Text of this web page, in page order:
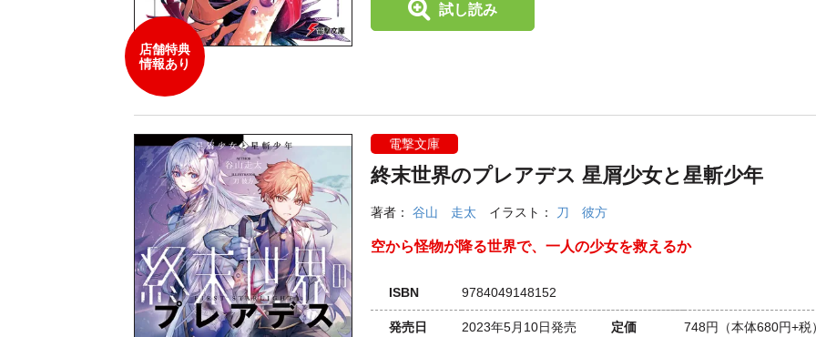
店舗特典
情報あり
試し読み
電撃文庫
終末世界のプレアデス 星屑少女と星斬少年
著者： 谷山 走太 イラスト： 刀 彼方
空から怪物が降る世界で、一人の少女を救えるか
ISBN 9784049148152
発売日 2023年5月10日発売 定価 748円 （本体680円+税